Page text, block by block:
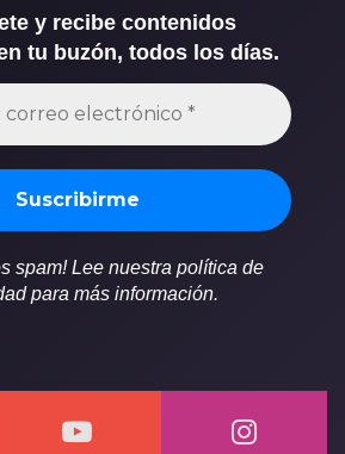
y recibe contenidos
tu buzón, todos los días.
spam! Lee nuestra política de
para más información.